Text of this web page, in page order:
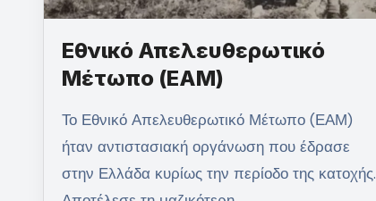
Εθνικό Απελευθερωτικό
Μέτωπο (ΕΑΜ)
Το Εθνικό Απελευθερωτικό Μέτωπο (ΕΑΜ)
ήταν αντιστασιακή οργάνωση που έδρασε
στην Ελλάδα κυρίως την περίοδο της κατοχής.